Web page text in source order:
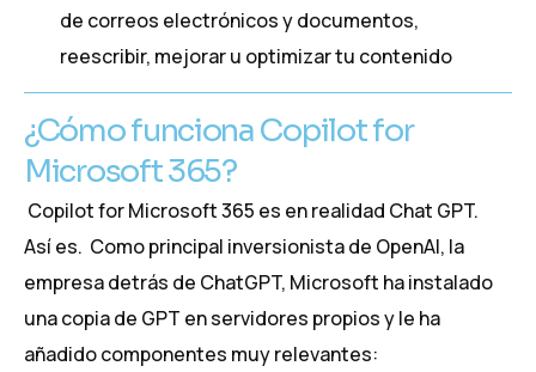
de correos electrónicos y documentos,
reescribir, mejorar u optimizar tu contenido
¿Cómo funciona Copilot for
Microsoft 365?
Copilot for Microsoft 365 es en realidad Chat GPT.
Así es. Como principal inversionista de OpenAI, la
empresa detrás de ChatGPT, Microsoft ha instalado
una copia de GPT en servidores propios y le ha
añadido componentes muy relevantes: